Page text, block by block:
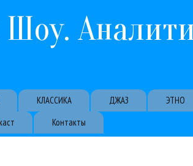
Шоу.
КЛАССИКА ДЖАЗ ЭТНО
Контакты